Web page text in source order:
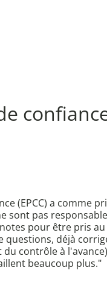
(EPCC) a comme
pas
pour être pris
déjà
contrôle à
beaucoup plus."